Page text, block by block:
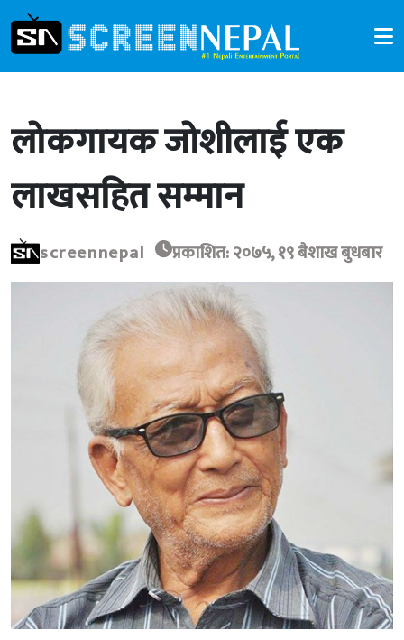
लोकगायक जोशीलाई एक
लाखसहित सम्मान
screennepal प्रकाशित: २०७५, १९ बैशाख बुधबार